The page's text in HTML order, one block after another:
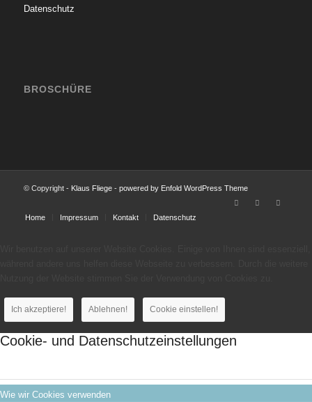
Datenschutz
BROSCHÜRE
© Copyright - Klaus Fliege- powered by Enfold WordPress Theme
Home Impressum Kontakt Datenschutz
Ich akzeptiere! Ablehnen! Cookie einstellen!
Cookie- und Datenschutzeinstellungen
Wie wir Cookies verwenden